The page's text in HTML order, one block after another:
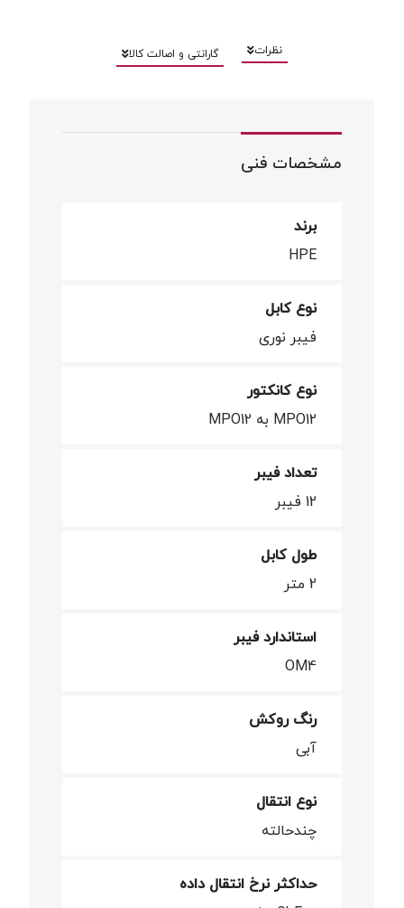
نظرات گارانتی و اصالت کالا
مشخصات فنی
برند
HPE
نوع کابل
فیبر نوری
نوع کانکتور
MPO12 به MPO12
تعداد فیبر
12 فیبر
طول کابل
2 متر
استاندارد فیبر
OM4
رنگ روکش
آبی
نوع انتقال
چندحالته
حداکثر نرخ انتقال داده